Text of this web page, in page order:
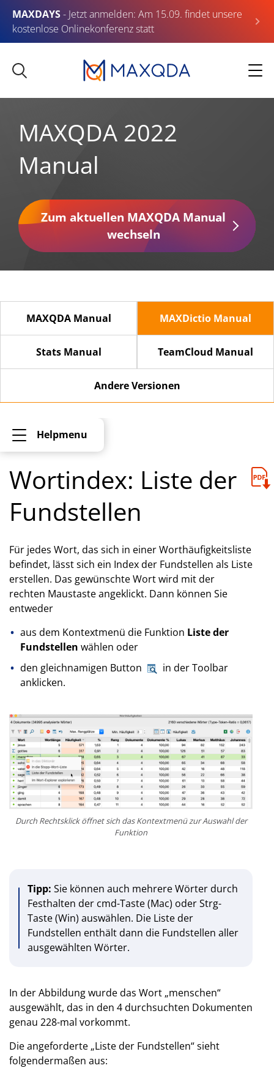
MAXDAYS- Jetzt anmelden: Am 15.09. findet unsere
kostenlose Onlinekonferenz statt
MAXQDA 2022
Manual
Zum aktuellen MAXQDA Manual
wechseln
MAXQDA Manual MAXDictio Manual
Stats Manual TeamCloud Manual
Andere Versionen
Helpmenu
Wortindex: Liste der
Fundstellen
Für jedes Wort, das sich in einer Worthäufigkeitsliste
befindet, lässt sich ein Index der Fundstellen als Liste
erstellen. Das gewünschte Wort wird mit der
rechten Maustaste angeklickt. Dann können Sie
entweder
aus dem Kontextmenü die Funktion Liste der
Fundstellen wählen oder
den gleichnamigen Button
in der Toolbar
anklicken.
Durch Rechtsklick öffnet sich das Kontextmenü zur Auswahl der
Funktion
Tipp: Sie können auch mehrere Wörter durch
Festhalten der cmd-Taste (Mac) oder Strg-
Taste (Win) auswählen. Die Liste der
Fundstellen enthält dann die Fundstellen aller
ausgewählten Wörter.
In der Abbildung wurde das Wort „menschen“
ausgewählt, das in den 4 durchsuchten Dokumenten
genau 228-mal vorkommt.
Die angeforderte „Liste der Fundstellen“ sieht
folgendermaßen aus: